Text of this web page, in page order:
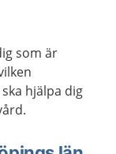
som är
hjälpa dig